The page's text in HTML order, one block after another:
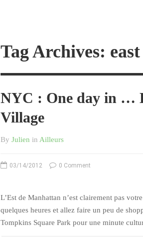
Tag Archives:
NYC : One day in …
Village
By Julien in Ailleurs
03/14/2012 0 Comment
L’Est de Manhattan n’est clairement pas
quelques heures et allez faire un peu de
Tompkins Square Park pour une minute